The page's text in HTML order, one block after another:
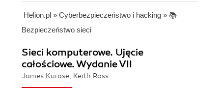
Helion.pl » Cyberbezpieczeństwo i hacking » 📚
Bezpieczeństwo sieci
Sieci komputerowe. Ujęcie
całościowe. Wydanie VII
James Kurose, Keith Ross